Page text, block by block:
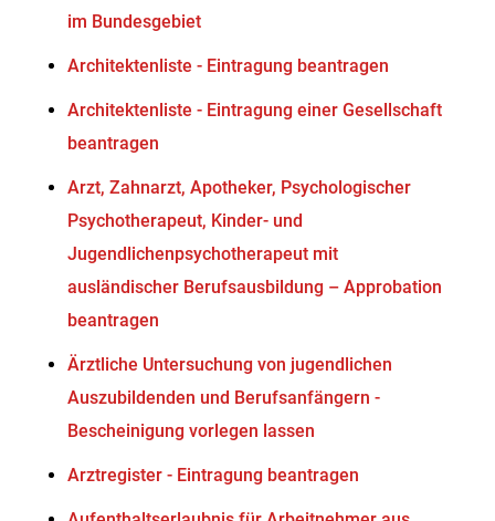
im Bundesgebiet
Architektenliste - Eintragung beantragen
Architektenliste - Eintragung einer Gesellschaft
beantragen
Arzt, Zahnarzt, Apotheker, Psychologischer
Psychotherapeut, Kinder- und
Jugendlichenpsychotherapeut mit
ausländischer Berufsausbildung – Approbation
beantragen
Ärztliche Untersuchung von jugendlichen
Auszubildenden und Berufsanfängern -
Bescheinigung vorlegen lassen
Arztregister - Eintragung beantragen